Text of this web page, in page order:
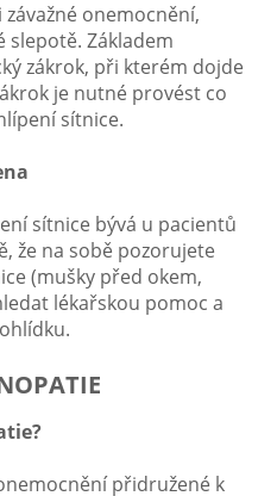
onemocnění,
slepotě. Základem
zákrok, při kterém dojde
je nutné provést co
sítnice.
sítnice bývá u pacientů
že na sobě pozorujete
(mušky před okem,
lékařskou pomoc a
přidružené k